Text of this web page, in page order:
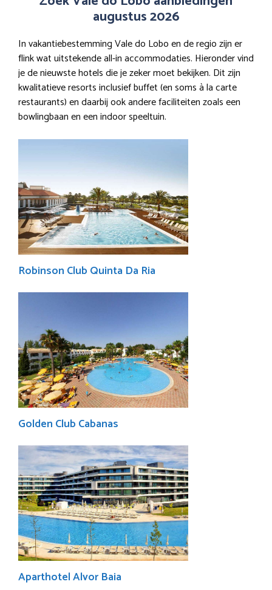
augustus 2026
In vakantiebestemming Vale do Lobo en de regio zijn er
flink wat uitstekende all-in accommodaties. Hieronder vind
je de nieuwste hotels die je zeker moet bekijken. Dit zijn
kwalitatieve resorts inclusief buffet (en soms à la carte
restaurants) en daarbij ook andere faciliteiten zoals een
bowlingbaan en een indoor speeltuin.
Robinson Club Quinta Da Ria
Golden Club Cabanas
Aparthotel Alvor Baia